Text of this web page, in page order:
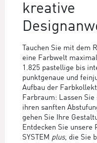
kreative
Tauchen Sie mit dem
eine Farbwelt
1.825 pastellige bis
punktgenaue und
Aufbau der
Farbraum: Lassen Sie
ihren sanften
gehen Sie Ihre
Entdecken Sie unsere
SYSTEM plus, die Sie